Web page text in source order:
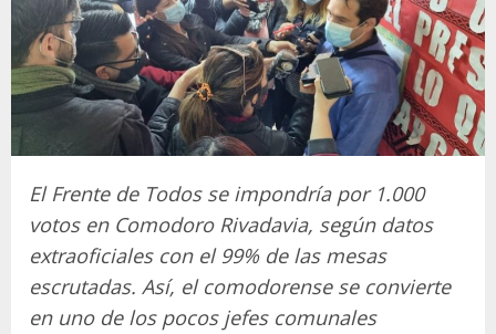
El Frente de Todos se impondría por 1.000
votos en Comodoro Rivadavia, según datos
extraoficiales con el 99% de las mesas
escrutadas. Así, el comodorense se convierte
en uno de los pocos jefes comunales